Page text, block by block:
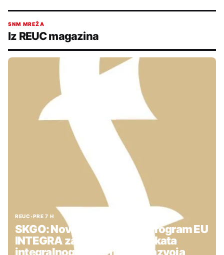
SNM MREŽA
Iz REUC magazina
REUC •PRE 7 H
SKGO: Nova podrška kroz Program EU
INTEGRA za pripremu projekata
integralnog teritorijalnog razvoja